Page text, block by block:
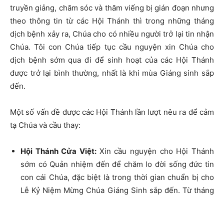
truyền giảng, chăm sóc và thăm viếng bị gián đoạn nhưng
theo thông tin từ các Hội Thánh thì trong những tháng
dịch bệnh xảy ra, Chúa cho có nhiều người trở lại tin nhận
Chúa. Tôi con Chúa tiếp tục cầu nguyện xin Chúa cho
dịch bệnh sớm qua đi để sinh hoạt của các Hội Thánh
được trở lại bình thường, nhất là khi mùa Giáng sinh sắp
đến.
Một số vấn đề được các Hội Thánh lần lượt nêu ra để cảm
tạ Chúa và cầu thay:
Hội Thánh Cửa Việt: Xin cầu nguyện cho Hội Thánh
sớm có Quản nhiệm đến để chăm lo đời sống đức tin
con cái Chúa, đặc biệt là trong thời gian chuẩn bị cho
Lễ Kỷ Niệm Mừng Chúa Giáng Sinh sắp đến. Từ tháng